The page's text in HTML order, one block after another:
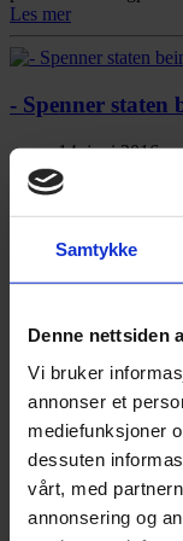
Samtykke
Denne nettsiden
Vi bruker
annonser et
mediefunksjoner
dessuten
vårt, med
annonsering og
Les mer
- Spenner staten
14. juni 2016
"By- og
samfunnsutvikling i
målet". Det skriver
på NBBLs
Boliger på
9. juni 2016
Les mer om
Les mer